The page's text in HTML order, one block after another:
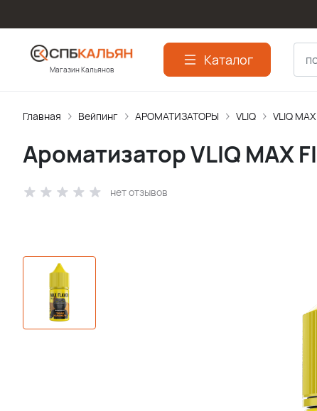
Магазин Кальянов
Каталог
Главная Вейпинг АРОМАТИЗАТОPЫ VLIQ VLIQ MAX
Ароматизатор VLIQ MAX
нет отзывов